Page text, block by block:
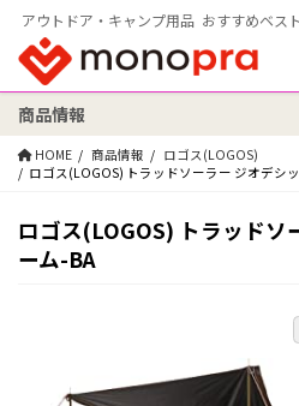
アウトドア・キャンプ用品 おすすめベス
検索:
商品情報
HOME 商品情報
ロゴス(LOGOS)
ロゴス(LOGOS) トラッドソーラー ジオデシ
ロゴス(LOGOS) トラッドソ
ーム-BA